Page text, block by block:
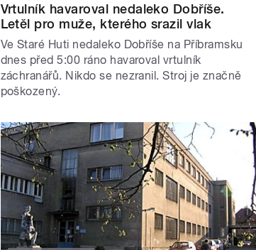
Vrtulník havaroval nedaleko Dobříše.
Letěl pro muže, kterého srazil vlak
Ve Staré Huti nedaleko Dobříše na Příbramsku
dnes před 5:00 ráno havaroval vrtulník
záchranářů. Nikdo se nezranil. Stroj je značně
poškozený.